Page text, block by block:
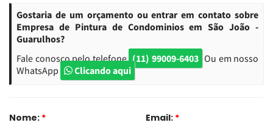
Gostaria de um orçamento ou entrar em contato sobre
Empresa de Pintura de Condominios em São João -
Guarulhos?
Fale conosco pelo telefone (11) 99009-6403 Ou em nosso
WhatsApp
Clicando aqui
Nome: * Email: *